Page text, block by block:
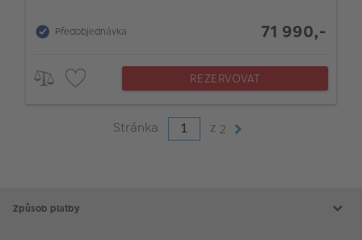
Předobjednávka 71 990,-
REZERVOVAT
Stránka z 2
Způsob platby